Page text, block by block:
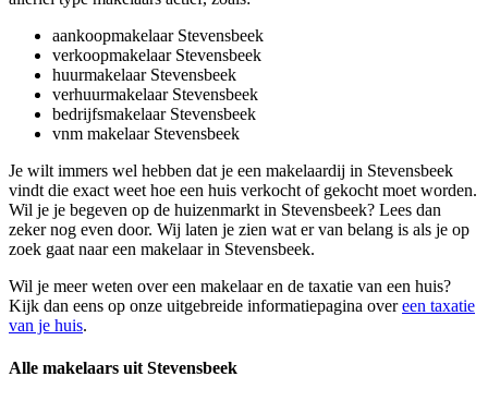
aankoopmakelaar Stevensbeek
verkoopmakelaar Stevensbeek
huurmakelaar Stevensbeek
verhuurmakelaar Stevensbeek
bedrijfsmakelaar Stevensbeek
vnm makelaar Stevensbeek
Je wilt immers wel hebben dat je een makelaardij in Stevensbeek
vindt die exact weet hoe een huis verkocht of gekocht moet worden.
Wil je je begeven op de huizenmarkt in Stevensbeek? Lees dan
zeker nog even door. Wij laten je zien wat er van belang is als je op
zoek gaat naar een makelaar in Stevensbeek.
Wil je meer weten over een makelaar en de taxatie van een huis?
Kijk dan eens op onze uitgebreide informatiepagina overeen taxatie
van je huis.
Alle makelaars uit Stevensbeek